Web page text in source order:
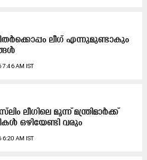
ലീഗ് എന്നുമുണ്ടാകും
7:46 AM IST
ലീഗിലെ മൂന്ന് മന്ത്രിമാർക്ക്
ഒഴിയേണ്ടി വരും
6:20 AM IST